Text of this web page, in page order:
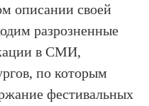
описании своей
разрозненные
в СМИ,
по которым
фестивальных